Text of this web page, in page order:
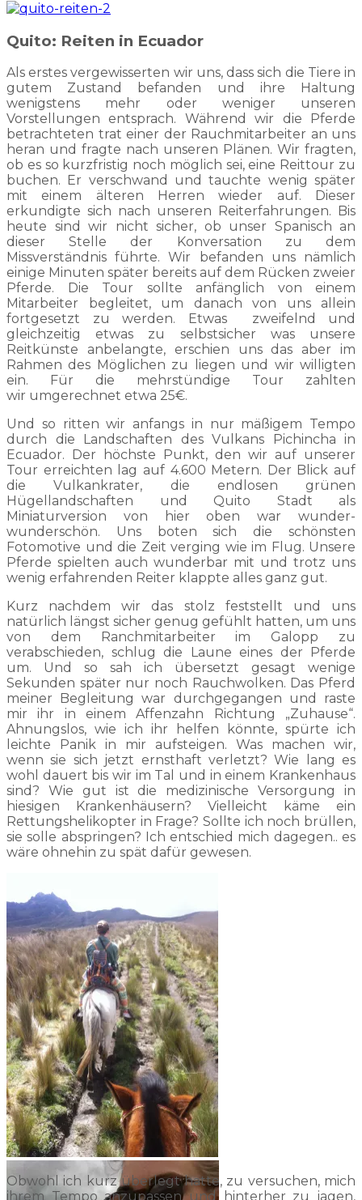
Quito: Reiten in Ecuador
Als erstes vergewisserten wir uns, dass sich die Tiere in
gutem Zustand befanden und ihre Haltung
wenigstens mehr oder weniger unseren
Vorstellungen entsprach. Während wir die Pferde
betrachteten trat einer der Rauchmitarbeiter an uns
heran und fragte nach unseren Plänen. Wir fragten,
ob es so kurzfristig noch möglich sei, eine Reittour zu
buchen. Er verschwand und tauchte wenig später
mit einem älteren Herren wieder auf. Dieser
erkundigte sich nach unseren Reiterfahrungen. Bis
heute sind wir nicht sicher, ob unser Spanisch an
dieser Stelle der Konversation zu dem
Missverständnis führte. Wir befanden uns nämlich
einige Minuten später bereits auf dem Rücken zweier
Pferde. Die Tour sollte anfänglich von einem
Mitarbeiter begleitet, um danach von uns allein
fortgesetzt zu werden. Etwas zweifelnd und
gleichzeitig etwas zu selbstsicher was unsere
Reitkünste anbelangte, erschien uns das aber im
Rahmen des Möglichen zu liegen und wir willigten
ein. Für die mehrstündige Tour zahlten
wir umgerechnet etwa 25€.
Und so ritten wir anfangs in nur mäßigem Tempo
durch die Landschaften des Vulkans Pichincha in
Ecuador. Der höchste Punkt, den wir auf unserer
Tour erreichten lag auf 4.600 Metern. Der Blick auf
die Vulkankrater, die endlosen grünen
Hügellandschaften und Quito Stadt als
Miniaturversion von hier oben war wunder-
wunderschön. Uns boten sich die schönsten
Fotomotive und die Zeit verging wie im Flug. Unsere
Pferde spielten auch wunderbar mit und trotz uns
wenig erfahrenden Reiter klappte alles ganz gut.
Kurz nachdem wir das stolz feststellt und uns
natürlich längst sicher genug gefühlt hatten, um uns
von dem Ranchmitarbeiter im Galopp zu
verabschieden, schlug die Laune eines der Pferde
um. Und so sah ich übersetzt gesagt wenige
Sekunden später nur noch Rauchwolken. Das Pferd
meiner Begleitung war durchgegangen und raste
mir ihr in einem Affenzahn Richtung „Zuhause“.
Ahnungslos, wie ich ihr helfen könnte, spürte ich
leichte Panik in mir aufsteigen. Was machen wir,
wenn sie sich jetzt ernsthaft verletzt? Wie lang es
wohl dauert bis wir im Tal und in einem Krankenhaus
sind? Wie gut ist die medizinische Versorgung in
hiesigen Krankenhäusern? Vielleicht käme ein
Rettungshelikopter in Frage? Sollte ich noch brüllen,
sie solle abspringen? Ich entschied mich dagegen.. es
wäre ohnehin zu spät dafür gewesen.
Obwohl ich kurz überlegt hatte, zu versuchen, mich
ihrem Tempo anzupassen und hinterher zu jagen,